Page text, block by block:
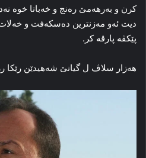
کرن و بەرهەمێ رەنج و خەباتا خوە
دیت ئەو مەزنترین دەسکەفت و
پێکڤە پارڤە کر.
هەزار سلاڤ ل گیانێ شەهیدێن رێکا